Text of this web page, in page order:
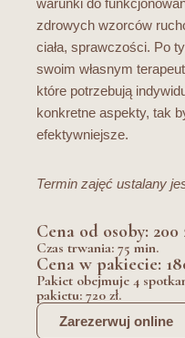
zdrowych wzorców
ciała, sprawczości. Po
swoim własnym
które potrzebują
konkretne aspekty, tak
efektywniejsze.
Termin zajęć ustalany
Cena od osoby: 200
Czas trwania: 75 min.
Cena w pakiecie:
Pakiet obejmuje 4
pakietu: 720 zł.
Zarezerwuj online